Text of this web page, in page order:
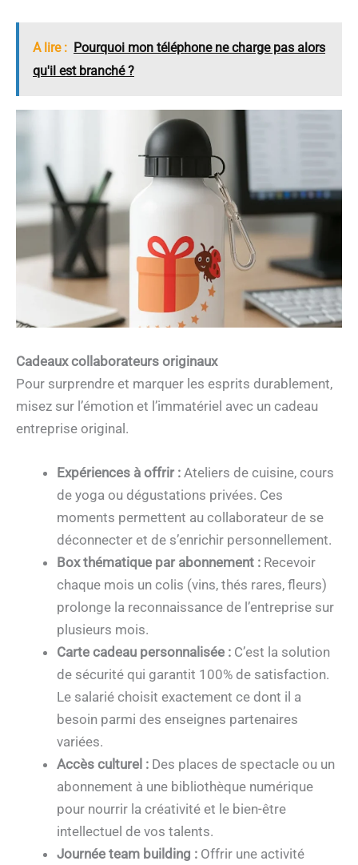
A lire : Pourquoi mon téléphone ne charge pas alors
qu'il est branché ?
Cadeaux collaborateurs originaux
Pour surprendre et marquer les esprits durablement,
misez sur l’émotion et l’immatériel avec un cadeau
entreprise original.
Expériences à offrir : Ateliers de cuisine, cours
de yoga ou dégustations privées. Ces
moments permettent au collaborateur de se
déconnecter et de s’enrichir personnellement.
Box thématique par abonnement : Recevoir
chaque mois un colis (vins, thés rares, fleurs)
prolonge la reconnaissance de l’entreprise sur
plusieurs mois.
Carte cadeau personnalisée : C’est la solution
de sécurité qui garantit 100% de satisfaction.
Le salarié choisit exactement ce dont il a
besoin parmi des enseignes partenaires
variées.
Accès culturel : Des places de spectacle ou un
abonnement à une bibliothèque numérique
pour nourrir la créativité et le bien-être
intellectuel de vos talents.
Journée team building : Offrir une activité